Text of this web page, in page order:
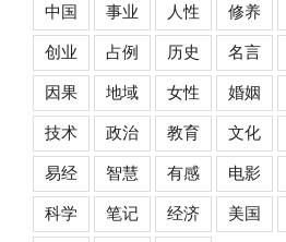
中国 事业 人性 修养
创业 占例 历史 名言
因果 地域 女性 婚姻
技术 政治 教育 文化
易经 智慧 有感 电影
科学 笔记 经济 美国